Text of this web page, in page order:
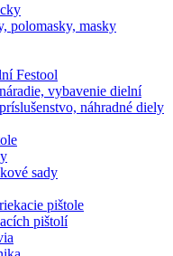
polomasky, masky
Festool
vybavenie dielní
náhradné diely
sady
pištole
pištolí